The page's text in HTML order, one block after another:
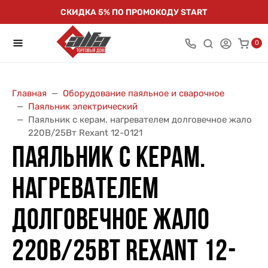
СКИДКА 5% ПО ПРОМОКОДУ START
0
Главная
Оборудование паяльное и сварочное
Паяльник электрический
Паяльник с керам. нагревателем долговечное жало
220В/25Вт Rexant 12-0121
ПАЯЛЬНИК С КЕРАМ.
НАГРЕВАТЕЛЕМ
ДОЛГОВЕЧНОЕ ЖАЛО
220В/25ВТ REXANT 12-